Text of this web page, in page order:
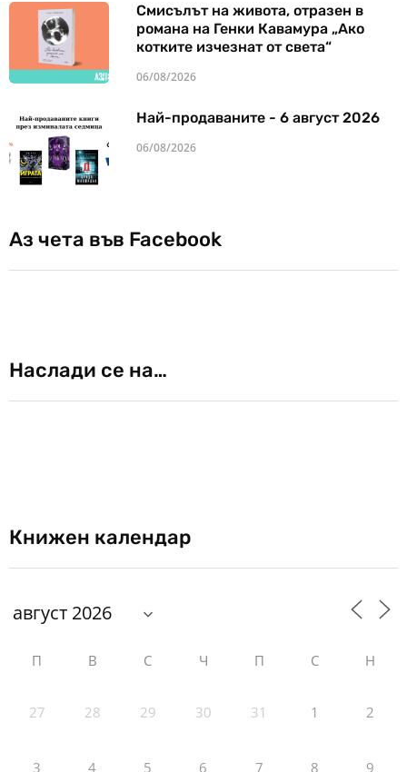
Смисълът на живота, отразен в
романа на Генки Кавамура „Ако
котките изчезнат от света“
06/08/2026
Най-продаваните - 6 август 2026
06/08/2026
Аз чета във Facebook
Наслади се на…
Книжен календар
П В С Ч П С Н
27 28 29 30 31 1 2
3 4 5 6 7 8 9